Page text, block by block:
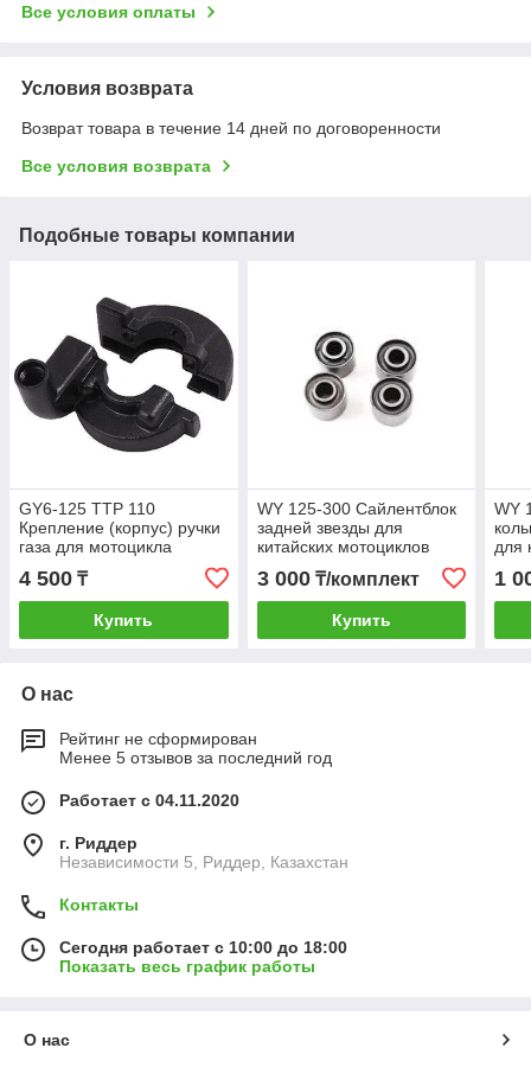
Все условия оплаты
Условия возврата
Возврат товара в течение 14 дней по договоренности
Все условия возврата
Подобные товары компании
GY6-125 ТТР 110
Крепление (корпус) ручки
газа для мотоцикла
4 500 ₸
Купить
WY 125-300 Сайлентблок
задней звезды для
китайских мотоциклов
3 000₸/комплект
Купить
WY
для
1
О нас
Рейтинг не сформирован
Менее 5 отзывов за последний год
Работает с 04.11.2020
г. Риддер
Независимости 5, Риддер, Казахстан
Контакты
Сегодня работает с 10:00 до 18:00
Показать весь график работы
О нас